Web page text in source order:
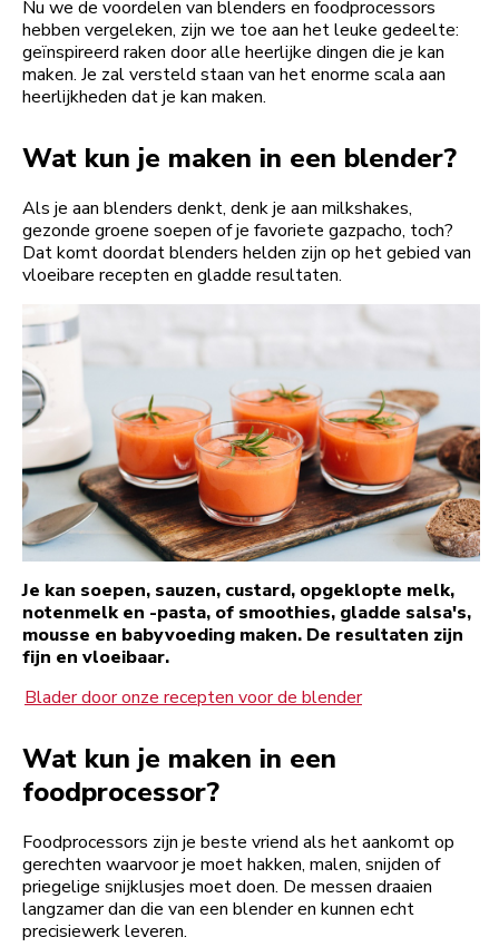
Nu we de voordelen van blenders en foodprocessors
hebben vergeleken, zijn we toe aan het leuke gedeelte:
geïnspireerd raken door alle heerlijke dingen die je kan
maken. Je zal versteld staan van het enorme scala aan
heerlijkheden dat je kan maken.
Wat kun je maken in een blender?
Als je aan blenders denkt, denk je aan milkshakes,
gezonde groene soepen of je favoriete gazpacho, toch?
Dat komt doordat blenders helden zijn op het gebied van
vloeibare recepten en gladde resultaten.
Je kan soepen, sauzen, custard, opgeklopte melk,
notenmelk en -pasta, of smoothies, gladde salsa's,
mousse en babyvoeding maken. De resultaten zijn
fijn en vloeibaar.
Blader door onze recepten voor de blender
Wat kun je maken in een
foodprocessor?
Foodprocessors zijn je beste vriend als het aankomt op
gerechten waarvoor je moet hakken, malen, snijden of
priegelige snijklusjes moet doen. De messen draaien
langzamer dan die van een blender en kunnen echt
precisiewerk leveren.